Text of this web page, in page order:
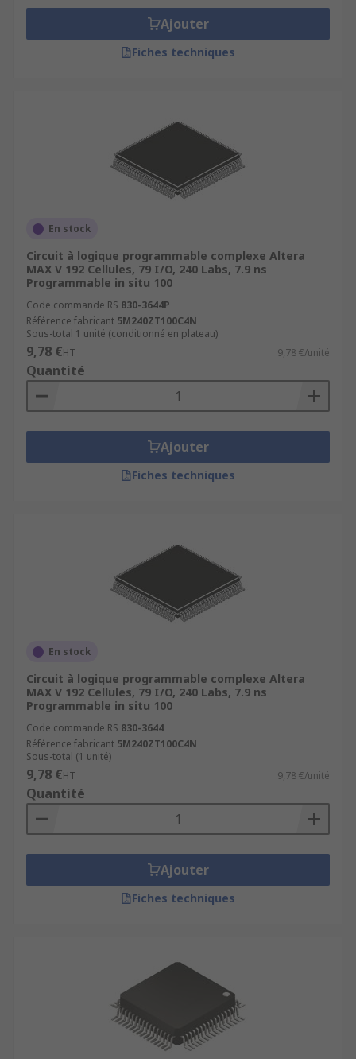
Ajouter
Fiches techniques
En stock
Circuit à logique programmable complexe Altera
MAX V 192 Cellules, 79 I/O, 240 Labs, 7.9 ns
Programmable in situ 100
Code commande RS 830-3644P
Référence fabricant 5M240ZT100C4N
Sous-total 1 unité (conditionné en plateau)
9,78 €HT 9,78 €/unité
Quantité
Ajouter
Fiches techniques
En stock
Circuit à logique programmable complexe Altera
MAX V 192 Cellules, 79 I/O, 240 Labs, 7.9 ns
Programmable in situ 100
Code commande RS 830-3644
Référence fabricant 5M240ZT100C4N
Sous-total (1 unité)
9,78 €HT 9,78 €/unité
Quantité
Ajouter
Fiches techniques